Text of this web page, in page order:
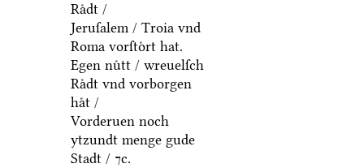
Raͤdt /
Jeruſalem / Troia vnd
Roma vorſtoͤrt hat.
Egen nuͤtt / wreuelſch
Raͤdt vnd vorborgen
haͤt /
Vorderuen noch
ytzundt menge gude
Stadt / ⁊c.